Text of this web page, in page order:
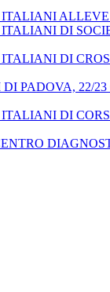
ALLEVE
DI
DI
PADOVA, 22/23
DI